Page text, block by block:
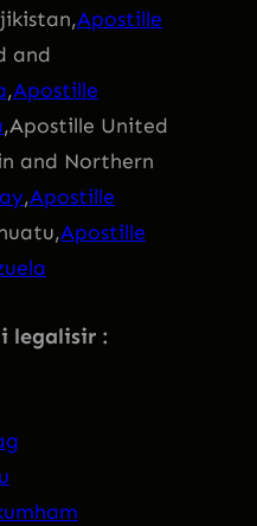
Apostille
and
,Apostille
,Apostille United
and Northern
,Apostille
Apostille
legalisir :